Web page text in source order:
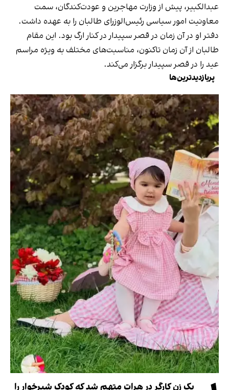
عبدالکبیر، پیش از وزارت مهاجرین و عودت‌کندگان، سمت
معاونیت امور سیاسی رئیس‌الوزرای طالبان را به عهده داشت.
دفتر او در آن زمان در قصر سپیدار در کنار ارگ بود. این مقام
طالبان از آن زمان تاکنون، مناسبت‌های مختلف به ویژه مراسم
عید را در قصر سپیدار برگزار می‌کند.
پربازدیدترین‌ها
یک زن کارگر در هرات متهم شد که کودک شیرخوار را